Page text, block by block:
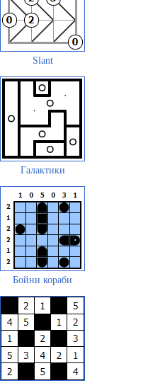
Slant
Галактики
Бойни кораби